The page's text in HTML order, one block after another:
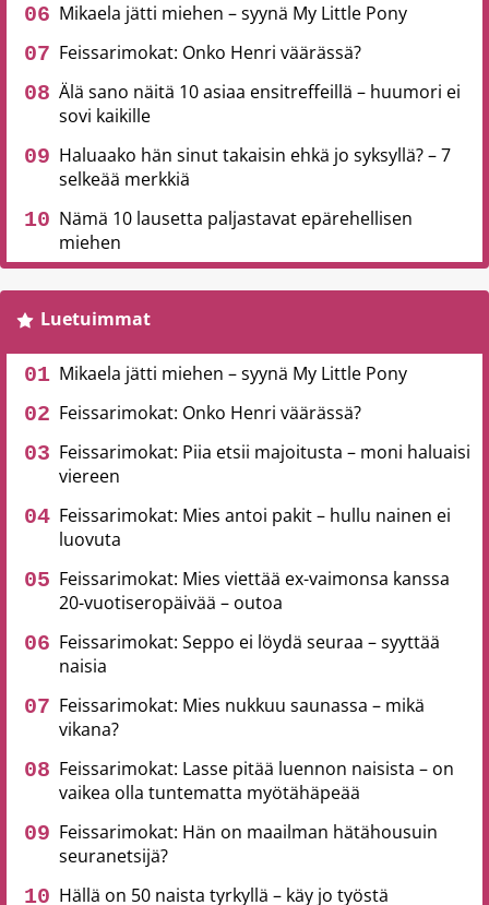
Mikaela jätti miehen – syynä My Little Pony
Feissarimokat: Onko Henri väärässä?
Älä sano näitä 10 asiaa ensitreffeillä – huumori ei
sovi kaikille
Haluaako hän sinut takaisin ehkä jo syksyllä? – 7
selkeää merkkiä
Nämä 10 lausetta paljastavat epärehellisen
miehen
Luetuimmat
Mikaela jätti miehen – syynä My Little Pony
Feissarimokat: Onko Henri väärässä?
Feissarimokat: Piia etsii majoitusta – moni haluaisi
viereen
Feissarimokat: Mies antoi pakit – hullu nainen ei
luovuta
Feissarimokat: Mies viettää ex-vaimonsa kanssa
20-vuotiseropäivää – outoa
Feissarimokat: Seppo ei löydä seuraa – syyttää
naisia
Feissarimokat: Mies nukkuu saunassa – mikä
vikana?
Feissarimokat: Lasse pitää luennon naisista – on
vaikea olla tuntematta myötähäpeää
Feissarimokat: Hän on maailman hätähousuin
seuranetsijä?
Hällä on 50 naista tyrkyllä – käy jo työstä